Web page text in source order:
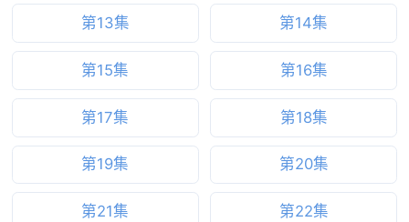
第13集 第14集
第15集 第16集
第17集 第18集
第19集 第20集
第21集 第22集